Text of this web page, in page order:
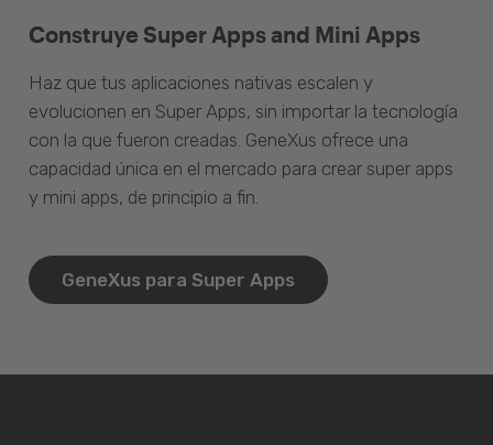
Construye Super Apps and Mini Apps
Haz que tus aplicaciones nativas escalen y
evolucionen en Super Apps, sin importar la tecnología
con la que fueron creadas. GeneXus ofrece una
capacidad única en el mercado para crear super apps
y mini apps, de principio a fin.
GeneXus para Super Apps